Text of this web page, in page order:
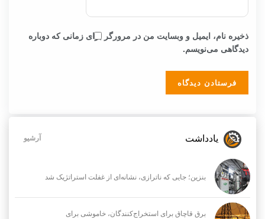
ذخیره نام، ایمیل و وبسایت من در مرورگر برای زمانی که دوباره
دیدگاهی می‌نویسم.
یادداشت آرشیو
بنزین؛ جایی که ناترازی، نشانه‌ای از غفلت استراتژیک شد
برق قاچاق برای استخراج‌کنندگان، خاموشی برای